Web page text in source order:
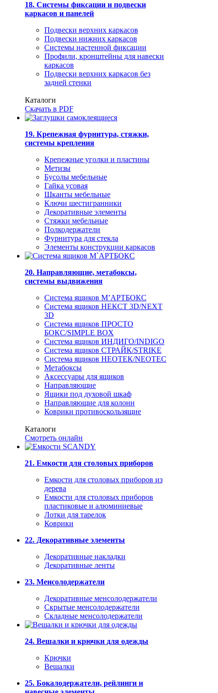
18. Системы фиксации и подвески
каркасов и панелей
Подвески верхних каркасов
Подвески нижних каркасов
Системы настенной фиксации
Профили, кронштейны для навески
каркасов
Подвески верхних каркасов без
задней стенки
Каталоги
Скачать в PDF
19. Крепежная фурнитура, стяжки,
системы крепления
Крепежные уголки и пластины
Метизы
Бусолы мебельные
Гайка усовая
Шканты мебельные
Ключи шестигранники
Декоративные элементы
Стяжки мебельные
Полкодержатели
Фурнитура для стекла
Элементы конструкции каркасов
20. Направляющие, метабоксы,
системы выдвижения
Система ящиков М’АРТБОКС
Система ящиков НЕКСТ 3D/NEXT
3D
Система ящиков ПРОСТО
БОКС/SIMPLE BOX
Система ящиков ИНДИГО/INDIGO
Система ящиков СТРАЙК/STRIKE
Система ящиков НЕОТЕК/NEOTEC
Метабоксы
Аксессуары для ящиков
Направляющие
Ящики под духовой шкаф
Направляющие для колонн
Коврики противоскользящие
Каталоги
Смотреть онлайн
21. Емкости для столовых приборов
Емкости для столовых приборов из
дерева
Емкости для столовых приборов
пластиковые и алюминиевые
Лотки для тарелок
Коврики
22. Декоративные элементы
Декоративные накладки
Декоративные ленты
23. Менсолодержатели
Декоративные менсолодержатели
Скрытые менсолодержатели
Складные менсолодержатели
24. Вешалки и крючки для одежды
Крючки
Вешалки
25. Бокалодержатели, рейлинги и